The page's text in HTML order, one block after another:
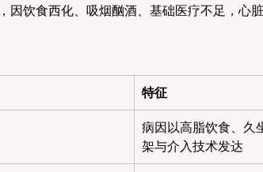
，因饮食西化、吸烟酗酒、基础医疗不足，心
特征
病因以高脂饮食、久
架与介入技术发达